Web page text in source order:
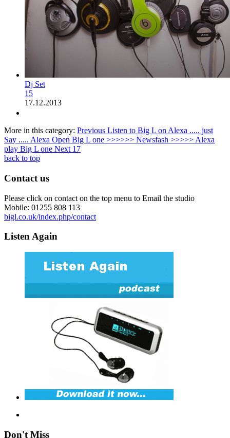
Dj Set
15
17.12.2013
More in this category: Previous Listen to Big L on Alexa ..... just
Say ..... Alexa Open Big L one >>>>>> Newsfash >>>>> Alexa
play Big L one Next 17
back to top
Contact us
Please click on contact on the top menu to Email the studio
Mobile: 01255 808 113
bigl.co.uk/index.php/contact
Listen Again
Don't Miss